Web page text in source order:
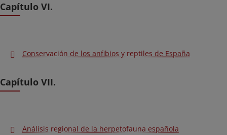
Capítulo VI.
Conservación de los anfibios y reptiles de España
Capítulo VII.
Análisis regional de la herpetofauna española